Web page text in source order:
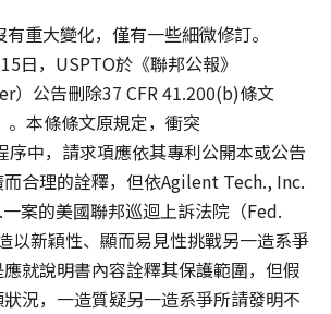
重大變化，僅有一些細微修訂。
日，USPTO於《聯邦公報》
）公告刪除37 CFR 41.200(b)條文
。本條條文原規定，衝突
序中，請求項應依其專利公開本或公告
合理的詮釋，但依Agilent Tech., Inc.
案的美國聯邦巡迴上訴法院（Fed.
以新穎性、顯而易見性挑戰另一造系爭
就說明書內容詮釋其保護範圍，但假
況，一造質疑另一造系爭所請發明不